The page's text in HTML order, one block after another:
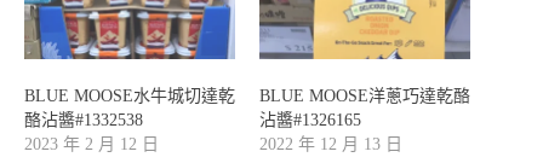
BLUE MOOSE水牛城切達乾
酪沾醬#1332538
2023 年 2 月 12 日
BLUE MOOSE洋蔥巧達乾酪
沾醬#1326165
2022 年 12 月 13 日